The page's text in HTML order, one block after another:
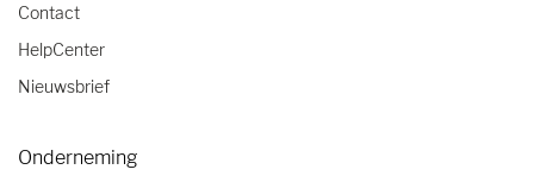
Contact
HelpCenter
Nieuwsbrief
Onderneming